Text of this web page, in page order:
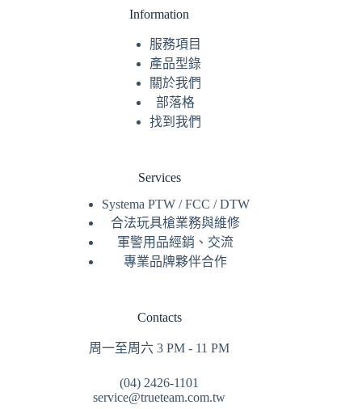
Information
服務項目
產品型錄
關於我們
部落格
找到我們
Services
Systema PTW / FCC / DTW
合法玩具槍業務與維修
軍警用品經銷、交流
專業品牌夥伴合作
Contacts
周一至周六 3 PM - 11 PM
(04) 2426-1101
service@trueteam.com.tw